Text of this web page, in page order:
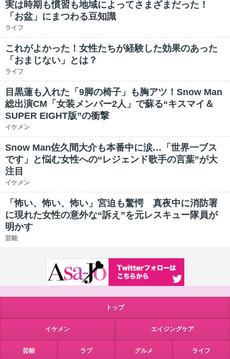
実は時期も慣習も地域によってさまざまだった！
「お盆」にまつわる豆知識
ライフ
これがよかった！女性たちが経験した効果のあった
「おまじない」とは？
ライフ
目黒蓮も入れた「9脚の椅子」も胸アツ！Snow Man
総出演CM「女装メンバー2人」で蘇る“キスマイ＆
SUPER EIGHT版”の衝撃
イケメン
Snow Man佐久間大介も本番中に涙…「世界一ブス
です」と悩む女性への“レジェンド歌手の言葉”が大
注目
イケメン
「怖い、怖い、怖い」宮迫も驚愕 真夜中に消防署
に現れた女性の意外な“訴え”を元レスキュー隊員が
明かす
芸能
トップ
イケメン エイジングケア
芸能 ラブ グルメ ライフ